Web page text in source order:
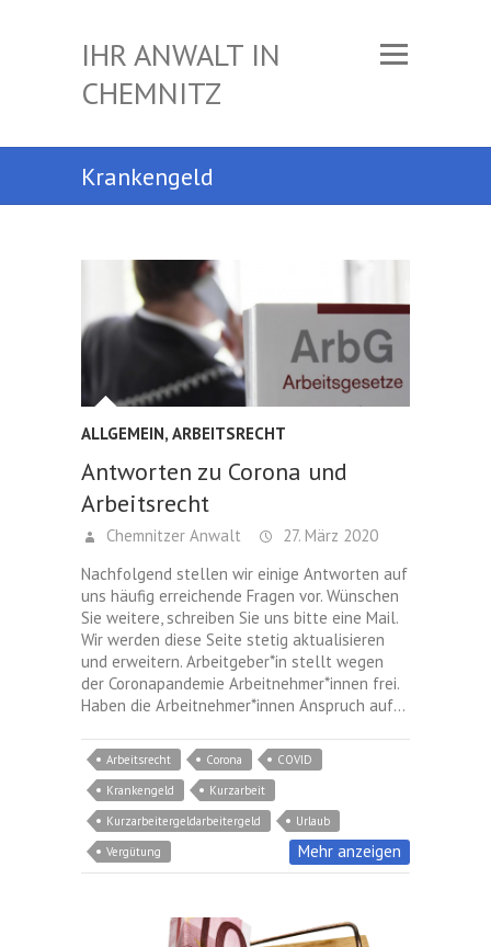
IHR ANWALT IN
CHEMNITZ
Krankengeld
ALLGEMEIN, ARBEITSRECHT
Antworten zu Corona und
Arbeitsrecht
Chemnitzer Anwalt
27. März 2020
Nachfolgend stellen wir einige Antworten auf
uns häufig erreichende Fragen vor. Wünschen
Sie weitere, schreiben Sie uns bitte eine Mail.
Wir werden diese Seite stetig aktualisieren
und erweitern. Arbeitgeber*in stellt wegen
der Coronapandemie Arbeitnehmer*innen frei.
Haben die Arbeitnehmer*innen Anspruch auf…
Arbeitsrecht Corona
COVID
Krankengeld
Kurzarbeit
Kurzarbeitergeldarbeitergeld
Urlaub
Vergütung
Mehr anzeigen